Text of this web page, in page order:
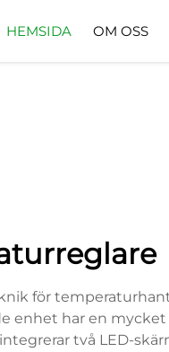
HEMSIDA OM OSS
för
enhet har en
två LED-